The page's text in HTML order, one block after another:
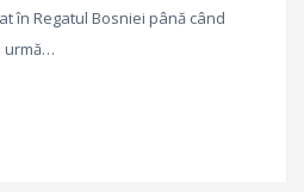
în Regatul Bosniei până când
urmă…